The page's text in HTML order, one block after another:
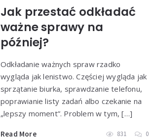
Jak przestać odkładać
ważne sprawy na
później?
Odkładanie ważnych spraw rzadko
wygląda jak lenistwo. Częściej wygląda jak
sprzątanie biurka, sprawdzanie telefonu,
poprawianie listy zadań albo czekanie na
„lepszy moment”. Problem w tym, […]
Read More 831 0